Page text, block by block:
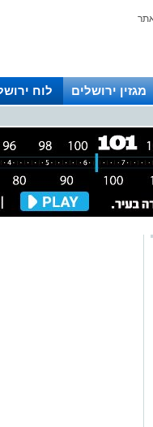
מגזין ירושלים לוח